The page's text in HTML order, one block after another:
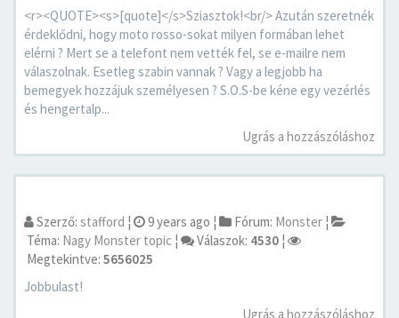
<r><QUOTE><s>[quote]</s>Sziasztok!<br/> Azután szeretnék
érdeklődni, hogy moto rosso-sokat milyen formában lehet
elérni ? Mert se a telefont nem vették fel, se e-mailre nem
válaszolnak. Esetleg szabin vannak ? Vagy a legjobb ha
bemegyek hozzájuk személyesen ? S.O.S-be kéne egy vezérlés
és hengertalp...
Ugrás a hozzászóláshoz
Szerző: stafford ¦ 9 years ago ¦ Fórum: Monster ¦
Téma: Nagy Monster topic ¦ Válaszok: 4530 ¦
Megtekintve: 5656025
Jobbulast!
Ugrás a hozzászóláshoz